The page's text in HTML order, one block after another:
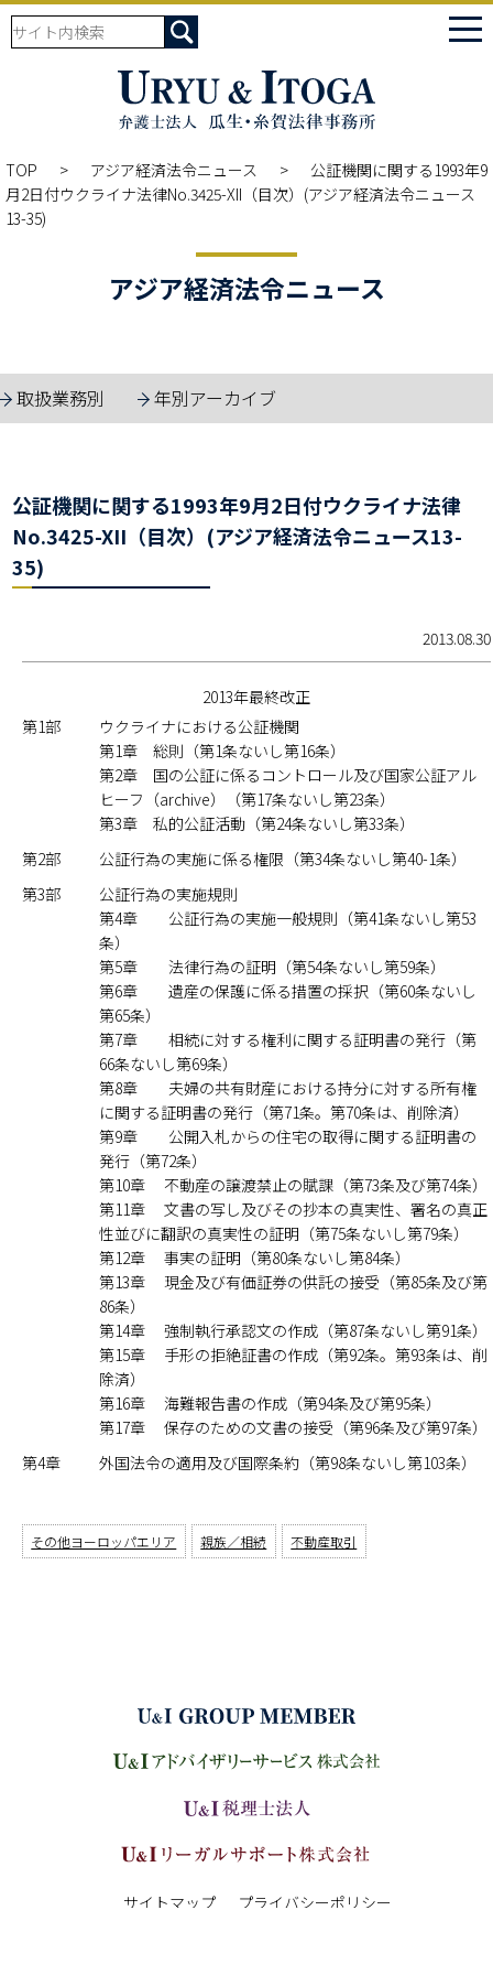
TOP アジア経済法令ニュース
公証機関に関する1993年9
月2日付ウクライナ法律No.3425-XII（目次）(アジア経済法令ニュース
13-35)
アジア経済法令ニュース
取扱業務別 年別アーカイブ
公証機関に関する1993年9月2日付ウクライナ法律
No.3425-XII（目次）(アジア経済法令ニュース13-
35)
2013.08.30
2013年最終改正
第1部
ウクライナにおける公証機関
第1章 総則（第1条ないし第16条）
第2章 国の公証に係るコントロール及び国家公証アル
ヒーフ（archive）（第17条ないし第23条）
第3章 私的公証活動（第24条ないし第33条）
第2部
公証行為の実施に係る権限（第34条ないし第40-1条）
第3部
公証行為の実施規則
第4章 公証行為の実施一般規則（第41条ないし第53
条）
第5章 法律行為の証明（第54条ないし第59条）
第6章 遺産の保護に係る措置の採択（第60条ないし
第65条）
第7章 相続に対する権利に関する証明書の発行（第
66条ないし第69条）
第8章 夫婦の共有財産における持分に対する所有権
に関する証明書の発行（第71条。第70条は、削除済）
第9章 公開入札からの住宅の取得に関する証明書の
発行（第72条）
第10章 不動産の譲渡禁止の賦課（第73条及び第74条）
第11章 文書の写し及びその抄本の真実性、署名の真正
性並びに翻訳の真実性の証明（第75条ないし第79条）
第12章 事実の証明（第80条ないし第84条）
第13章 現金及び有価証券の供託の接受（第85条及び第
86条）
第14章 強制執行承認文の作成（第87条ないし第91条）
第15章 手形の拒絶証書の作成（第92条。第93条は、削
除済）
第16章 海難報告書の作成（第94条及び第95条）
第17章 保存のための文書の接受（第96条及び第97条）
第4章
外国法令の適用及び国際条約（第98条ないし第103条）
その他ヨーロッパエリア 親族／相続 不動産取引
サイトマップ プライバシーポリシー